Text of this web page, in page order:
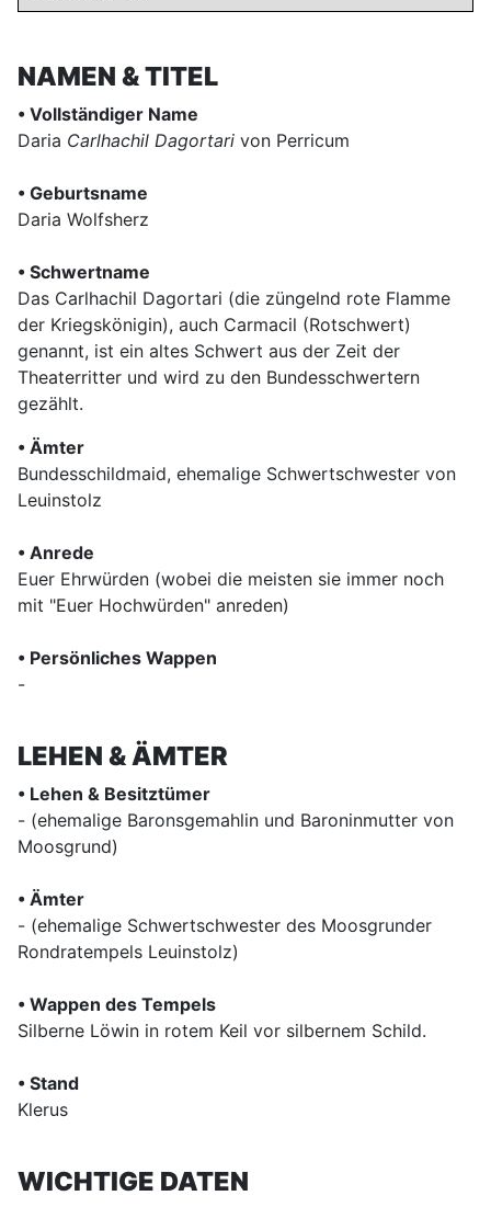
NAMEN & TITEL
• Vollständiger Name
Daria Carlhachil Dagortari von Perricum
• Geburtsname
Daria Wolfsherz
• Schwertname
Das Carlhachil Dagortari (die züngelnd rote Flamme
der Kriegskönigin), auch Carmacil (Rotschwert)
genannt, ist ein altes Schwert aus der Zeit der
Theaterritter und wird zu den Bundesschwertern
gezählt.
• Ämter
Bundesschildmaid, ehemalige Schwertschwester von
Leuinstolz
• Anrede
Euer Ehrwürden (wobei die meisten sie immer noch
mit "Euer Hochwürden" anreden)
• Persönliches Wappen
-
LEHEN & ÄMTER
• Lehen & Besitztümer
- (ehemalige Baronsgemahlin und Baroninmutter von
Moosgrund)
• Ämter
- (ehemalige Schwertschwester des Moosgrunder
Rondratempels Leuinstolz)
• Wappen des Tempels
Silberne Löwin in rotem Keil vor silbernem Schild.
• Stand
Klerus
WICHTIGE DATEN